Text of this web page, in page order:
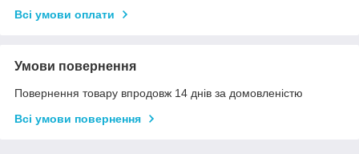
Всі умови оплати
Умови повернення
Повернення товару впродовж 14 днів за домовленістю
Всі умови повернення